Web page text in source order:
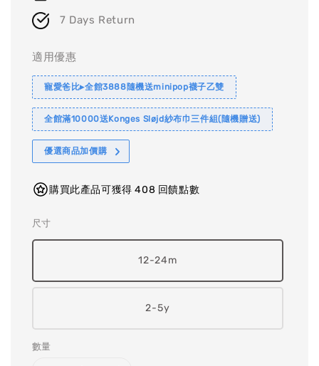
7 Days Return
適用優惠
寵愛爸比▸全館3888隨機送minipop襪子乙雙
全館滿10000送Konges Sløjd紗布巾三件組(隨機贈送)
優選商品加價購
購買此產品可獲得 408 回饋點數
尺寸
12-24m
2-5y
數量